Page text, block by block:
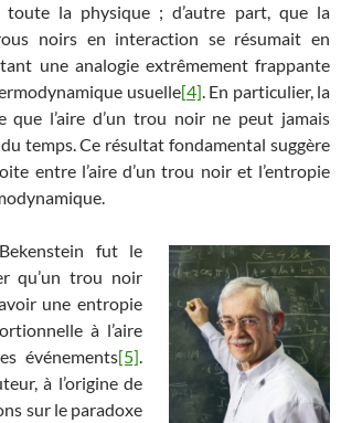
la physique ; d’autre part, que la
noirs en interaction se résumait en
une analogie extrêmement frappante
usuelle[4]. En particulier, la
que l’aire d’un trou noir ne peut jamais
temps. Ce résultat fondamental suggère
entre l’aire d’un trou noir et l’entropie
fut le
qu’un trou noir
une entropie
à l’aire
événements[5].
à l’origine de
sur le paradoxe